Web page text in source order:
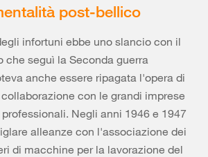
post-bellico
infortuni ebbe uno slancio con il
che seguì la Seconda guerra
anche essere ripagata l'opera di
con le grandi imprese
Negli anni 1946 e 1947
alleanze con l'associazione dei
di macchine per la lavorazione del